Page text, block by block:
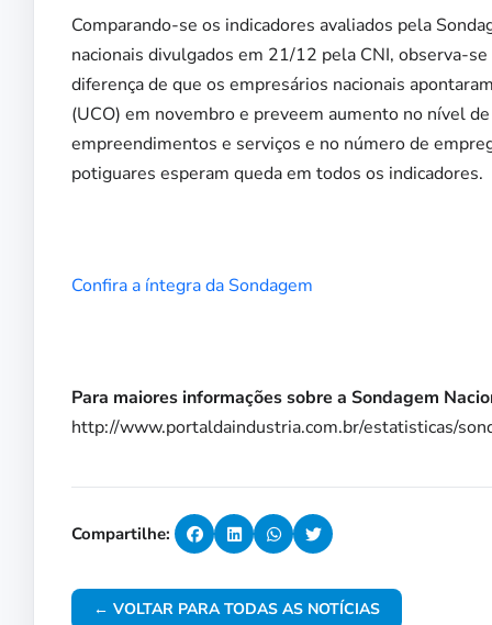
Comparando-se os indicadores avaliados pela
nacionais divulgados em 21/12 pela CNI, observa-
diferença de que os empresários nacionais
(UCO) em novembro e preveem aumento no nível
empreendimentos e serviços e no número de
potiguares esperam queda em todos os indicadores.
Confira a íntegra da Sondagem
Para maiores informações sobre a Sondagem
http://www.portaldaindustria.com.br/estatisticas/
Compartilhe:
← VOLTAR PARA TODAS AS NOTÍCIAS